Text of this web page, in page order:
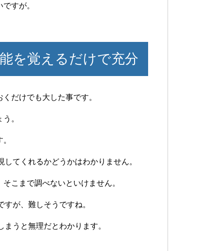
すが。
を覚えるだけで充分
だけでも大した事です。
。
てくれるかどうかはわかりません。
こまで調べないといけません。
が、難しそうですね。
うと無理だとわかります。